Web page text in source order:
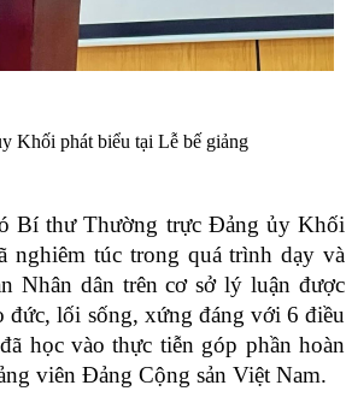
Khốiphát biểu tại Lễ bế giảng
Bí thư Thường trực Đảng ủy Khối
nghiêm túc trong quá trình dạy và
Nhân dân trên cơ sở lý luận được
đức, lối sống, xứng đáng với 6 điều
học vào thực tiễn góp phần hoàn
viên Đảng Cộng sản Việt Nam.